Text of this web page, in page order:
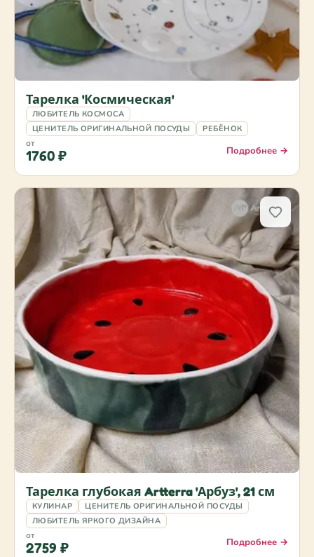
Тарелка 'Космическая'
ЛЮБИТЕЛЬ КОСМОСА
ЦЕНИТЕЛЬ ОРИГИНАЛЬНОЙ ПОСУДЫ
РЕБЁНОК
от
1760 ₽ Подробнее →
Тарелка глубокая Artterra 'Арбуз', 21 см
КУЛИНАР
ЦЕНИТЕЛЬ ОРИГИНАЛЬНОЙ ПОСУДЫ
ЛЮБИТЕЛЬ ЯРКОГО ДИЗАЙНА
от
2759 ₽ Подробнее →